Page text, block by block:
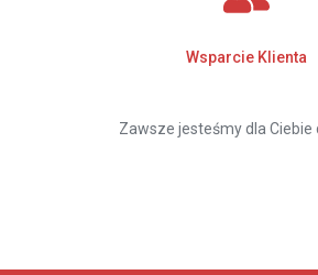
Wsparcie Klienta
Zawsze jesteśmy dla Ciebie